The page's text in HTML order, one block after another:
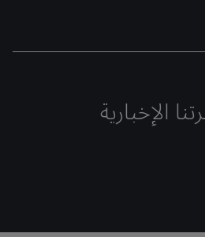
الإخبارية